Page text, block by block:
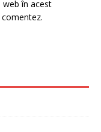
web în acest